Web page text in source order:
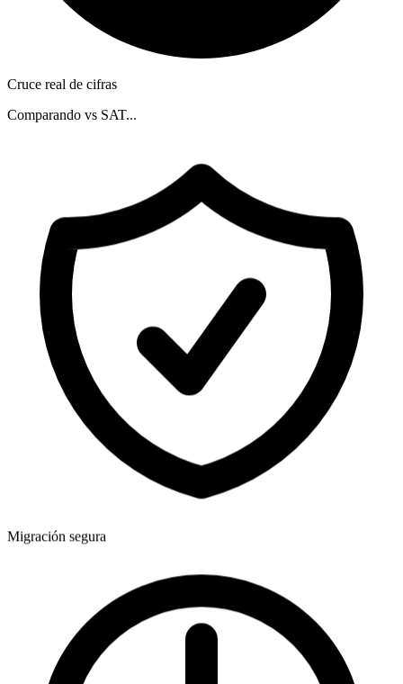
Cruce real de cifras
Comparando vs SAT...
Migración segura